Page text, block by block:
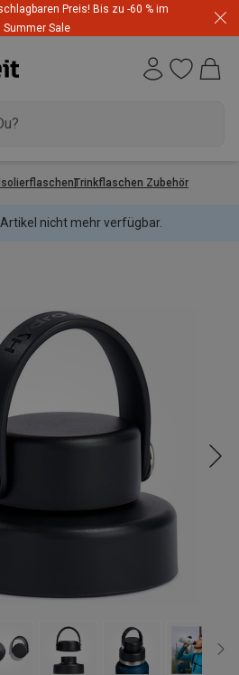
Preis! Bis zu -60 % im
Summer Sale
Trinkflaschen Zubehör
nicht mehr verfügbar.